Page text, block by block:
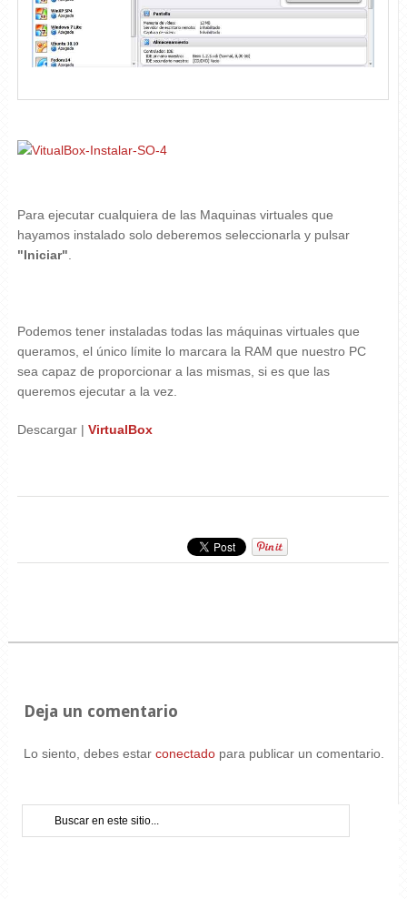
Para ejecutar cualquiera de las Maquinas virtuales que
hayamos instalado solo deberemos seleccionarla y pulsar
"Iniciar"
Podemos tener instaladas todas las máquinas virtuales que
queramos, el único límite lo marcara la RAM que nuestro PC
sea capaz de proporcionar a las mismas, si es que las
queremos ejecutar a la vez.
Descargar | VirtualBox
Deja un comentario
Lo siento, debes estar conectadopara publicar un comentario.